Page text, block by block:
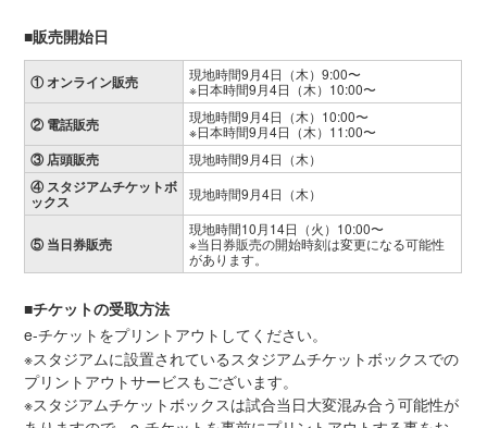
■販売開始日
① オンライン販売
現地時間9月4日（木）9:00〜
※日本時間9月4日（木）10:00〜
② 電話販売
現地時間9月4日（木）10:00〜
※日本時間9月4日（木）11:00〜
③ 店頭販売 現地時間9月4日（木）
④ スタジアムチケットボ
ックス 現地時間9月4日（木）
⑤ 当日券販売
現地時間10月14日（火）10:00〜
※当日券販売の開始時刻は変更になる可能性
があります。
■チケットの受取方法
e-チケットをプリントアウトしてください。
※スタジアムに設置されているスタジアムチケットボックスでの
プリントアウトサービスもございます。
※スタジアムチケットボックスは試合当日大変混み合う可能性が